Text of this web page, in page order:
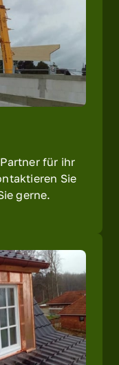
für ihr
Sie
gerne.